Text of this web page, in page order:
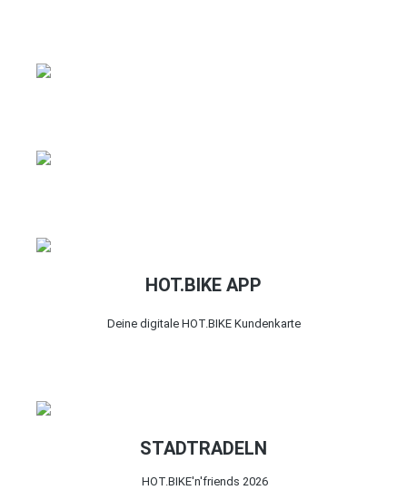
HOT.BIKE APP
Deine digitale HOT.BIKE Kundenkarte
STADTRADELN
HOT.BIKE'n'friends 2026